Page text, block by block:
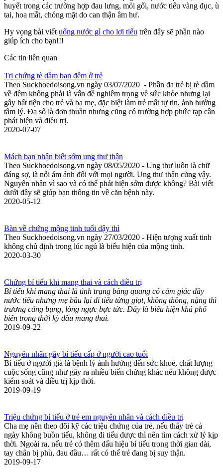
huyết trong các trường hợp đau lưng, mỏi gối, nước tiểu vàng đục, ù
tai, hoa mắt, chóng mặt do can thận âm hư.
Hy vọng bài viết uống nước gì cho lợi tiểu trên đây sẽ phần nào
giúp ích cho bạn!!!
Các tin liên quan
Trị chứng tè dầm ban đêm ở trẻ
Theo Suckhoedoisong.vn ngày 03/07/2020 - Phần đa trẻ bị tè dầm
về đêm không phải là vấn đề nghiêm trọng về sức khỏe nhưng lại
gây bất tiện cho trẻ và ba mẹ, đặc biệt làm trẻ mất tự tin, ảnh hưởng
tâm lý. Đa số là đơn thuần nhưng cũng có trường hợp phức tạp cần
phát hiện và điều trị.
2020-07-07
Mách bạn nhận biết sớm ung thư thận
Theo Suckhoedoisong.vn ngày 08/05/2020 - Ung thư luôn là chữ
đáng sợ, là nỗi ám ảnh đối với mọi người. Ung thư thận cũng vậy.
Nguyên nhân vì sao và có thể phát hiện sớm được không? Bài viết
dưới đây sẽ giúp bạn thông tin về căn bệnh này.
2020-05-12
Bàn về chứng mộng tinh tuổi dậy thì
Theo Suckhoedoisong.vn ngày 27/03/2020 - Hiện tượng xuất tinh
không chủ định trong lúc ngủ là biểu hiện của mộng tinh.
2020-03-30
Chứng bí tiểu khi mang thai và cách điều trị
Bí tiểu khi mang thai là tình trạng bàng quang có cảm giác đầy
nước tiểu nhưng mẹ bầu lại đi tiểu từng giọt, không thông, nặng thì
trương căng bụng, lòng ngực bực tức. Đây là biểu hiện khá phổ
biến trong thời kỳ đầu mang thai.
2019-09-22
Nguyên nhân gây bí tiểu cấp ở người cao tuổi
Bí tiểu ở người già là bệnh lý ảnh hưởng đến sức khoẻ, chất lượng
cuộc sống cũng như gây ra nhiều biến chứng khác nếu không được
kiểm soát và điều trị kịp thời.
2019-09-19
Triệu chứng bí tiểu ở trẻ em nguyên nhân và cách điều trị
Cha mẹ nên theo dõi kỹ các triệu chứng của trẻ, nếu thấy trẻ cả
ngày không buồn tiểu, không đi tiểu được thì nên tìm cách xử lý kịp
thời. Ngoài ra, nếu trẻ có thêm dấu hiệu bí tiểu trong thời gian dài,
tay chân bị phù, đau đầu… rất có thể trẻ đang bị suy thận.
2019-09-17